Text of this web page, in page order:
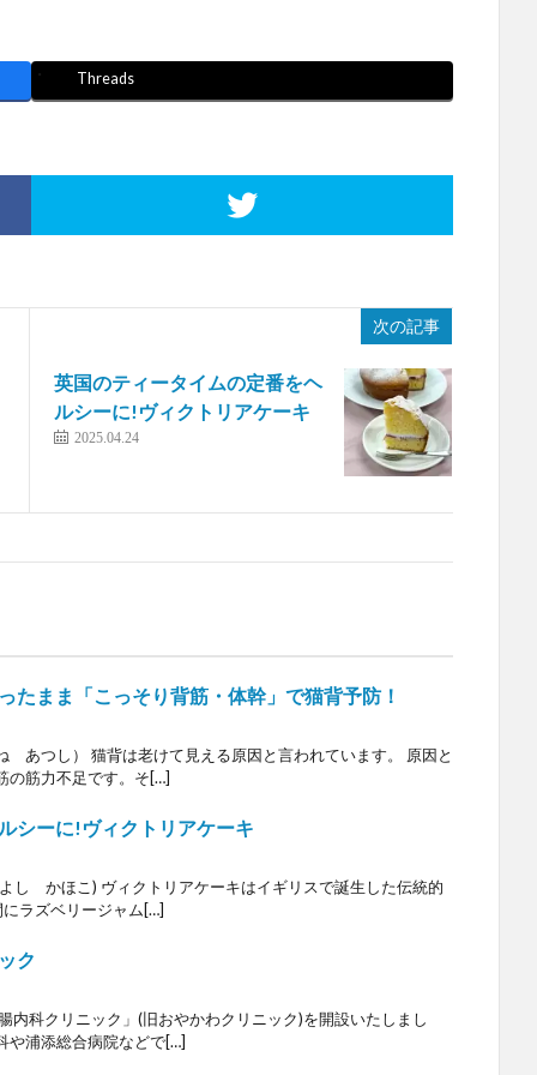
Threads
次の記事
英国のティータイムの定番をヘ
ルシーに!ヴィクトリアケーキ
2025.04.24
まま「こっそり背筋・体幹」で猫背予防！
つし） 猫背は老けて見える原因と言われています。 原因と
の筋力不足です。そ[…]
シーに!ヴィクトリアケーキ
かほこ) ヴィクトリアケーキはイギリスで誕生した伝統的
ラズベリージャム[…]
ク
科クリニック」(旧おやかわクリニック)を開設いたしまし
浦添総合病院などで[…]